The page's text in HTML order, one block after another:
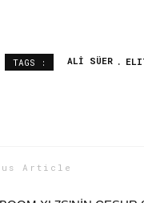
TAGS : ALI SÜER
Article